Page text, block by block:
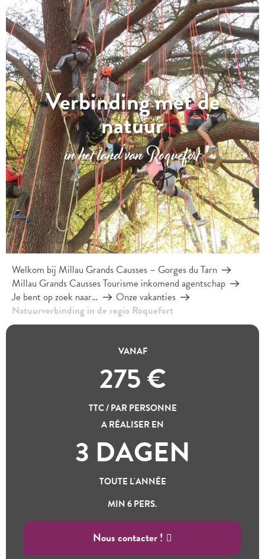
Verbinding met de
natuur
in het land van Roquefort
Welkom bij Millau Grands Causses – Gorges du Tarn
Millau Grands Causses Tourisme inkomend agentschap
Je bent op zoek naar…
Onze vakanties
Natuurverbinding in de regio Roquefort
Ontspanning en natuurbewustzijn
NATUURVERBINDING IN
DE REGIO ROQUEFORT
Op zoek naar een geweldige manier om ontspanning en
respect voor het milieu te combineren? Doe nieuwe energie
op en geniet van de natuur in de regio Roquefort!
VANAF
275€
TTC / PAR PERSONNE
A RÉALISER EN
3 DAGEN
TOUTE L'ANNÉE
MIN 6 PERS.
Nous contacter !